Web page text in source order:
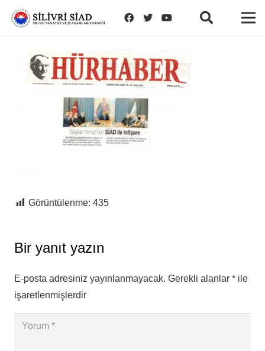
Görüntülenme: 435
Bir yanıt yazın
E-posta adresiniz yayınlanmayacak. Gerekli alanlar * ile
işaretlenmişlerdir